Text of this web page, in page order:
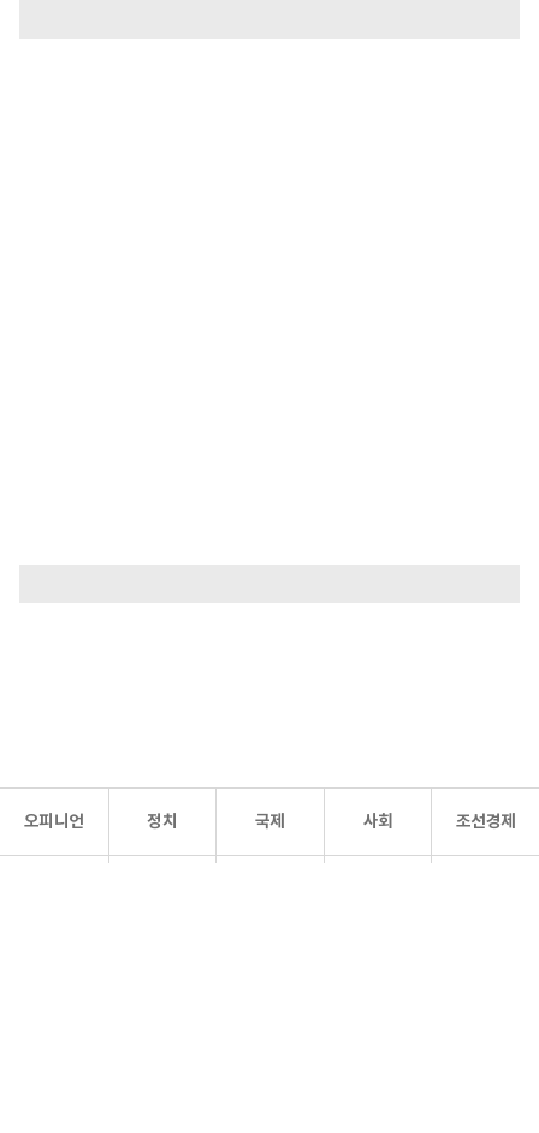
오피니언 정치 국제 사회 조선경제